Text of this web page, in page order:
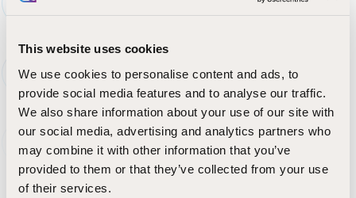
This website uses cookies
We use cookies to personalise content and ads, to
provide social media features and to analyse our traffic.
We also share information about your use of our site with
our social media, advertising and analytics partners who
may combine it with other information that you’ve
provided to them or that they’ve collected from your use
of their services.
oppimisympäristöä.
Koulutuksien avulla vahvistat vuorovaikutustaitoja,
toiminnallisten menetelmien hyödyntämistä ja
ajantasaista pedagogista osaamista – STEP-
koulutuksen asiantuntijat tukevat ammattilaisia arjen
ohjauksessa ja kasvatuksessa.
Puuttuko juuri Teidän työyhteisöönne tarvittava